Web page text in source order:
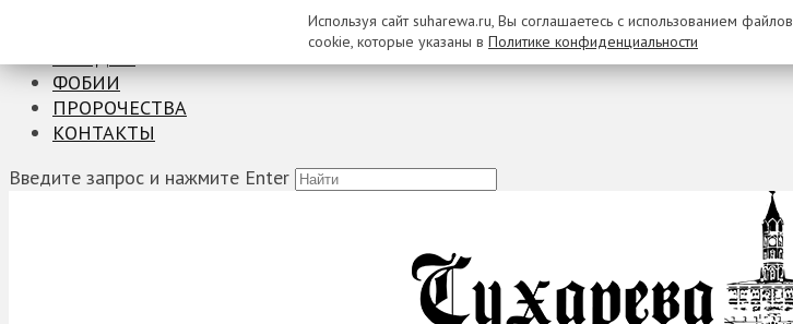
ФОБИИ
ПРОРОЧЕСТВА
КОНТАКТЫ
Введите запрос и нажмите Enter
Используя сайт suharewa.ru, Вы соглашаетесь с использованием файлов
cookie, которые указаны в Политике конфиденциальности